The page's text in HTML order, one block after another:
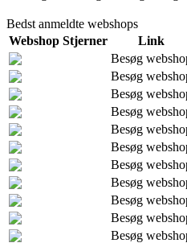
Bedst anmeldte webshops
Webshop Stjerner
Link
Besøg
Besøg
Besøg
Besøg
Besøg
Besøg
Besøg
Besøg
Besøg
Besøg
Besøg